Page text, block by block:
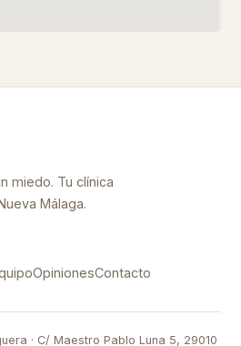
miedo. Tu clínica
Málaga.
OpinionesContacto
· C/ Maestro Pablo Luna 5, 29010